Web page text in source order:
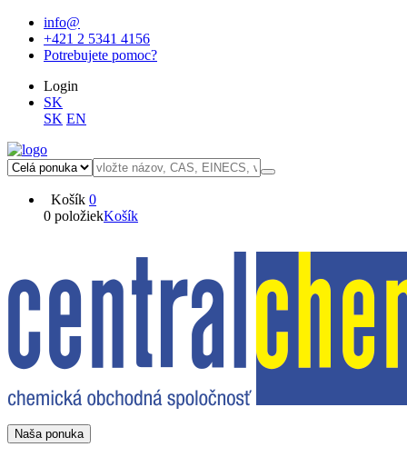
info@
+421 2 5341 4156
Potrebujete pomoc?
Login
SK
SK EN
Košík 0
0 položiekKošík
Naša ponuka